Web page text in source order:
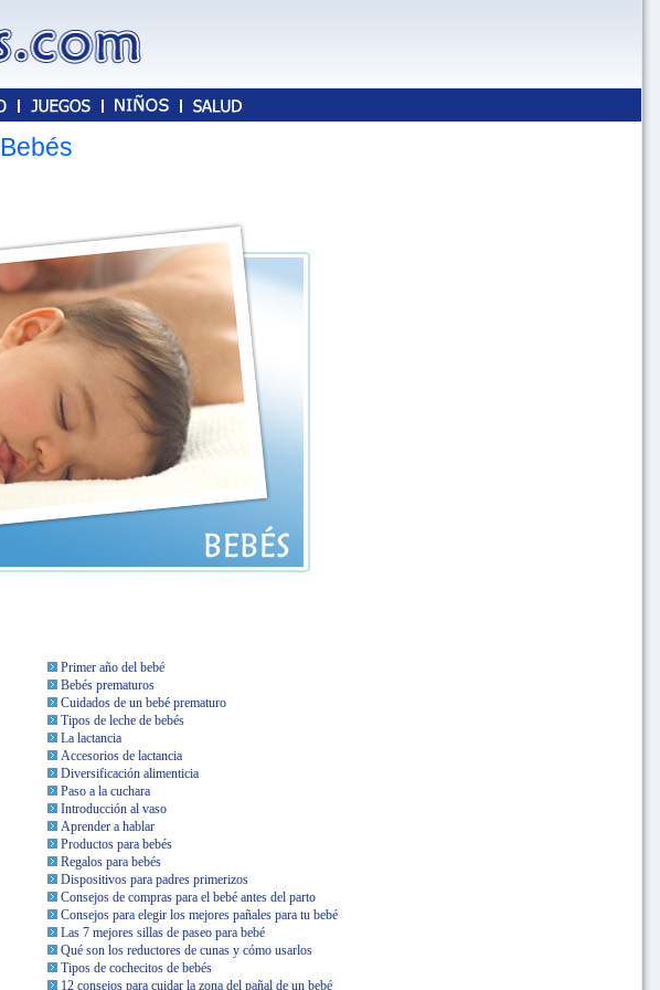
Bebés
Primer año del bebé
Bebés prematuros
Cuidados de un bebé prematuro
Tipos de leche de bebés
La lactancia
Accesorios de lactancia
Diversificación alimenticia
Paso a la cuchara
Introducción al vaso
Aprender a hablar
Productos para bebés
Regalos para bebés
Dispositivos para padres primerizos
Consejos de compras para el bebé antes del parto
Consejos para elegir los mejores pañales para tu bebé
Las 7 mejores sillas de paseo para bebé
Qué son los reductores de cunas y cómo usarlos
Tipos de cochecitos de bebés
12 consejos para cuidar la zona del pañal de un bebé